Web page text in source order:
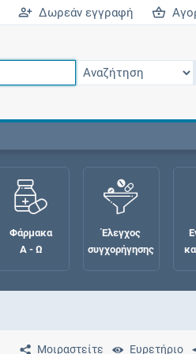
Δωρεάν εγγραφή
Φάρμακα
Α - Ω
Έλεγχος
συγχορήγησης
Μοιραστείτε Ευρετήριο